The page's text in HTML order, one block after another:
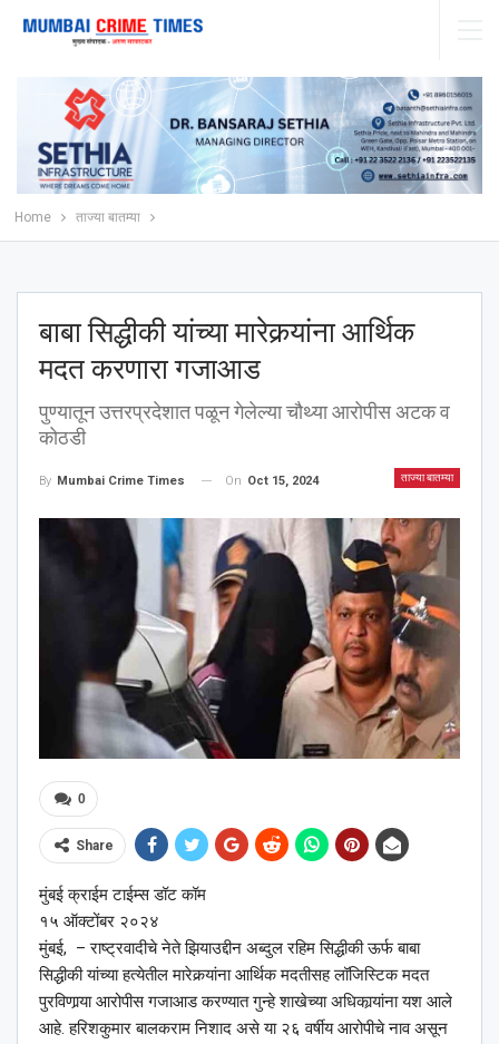
Home ताज्या बातम्या
बाबा सिद्धीकी यांच्या मारेकर्‍यांना आर्थिक
मदत करणारा गजाआड
पुण्यातून उत्तरप्रदेशात पळून गेलेल्या चौथ्या आरोपीस अटक व
कोठडी
ताज्या बातम्या
By Mumbai Crime Times On Oct 15, 2024
0
Share
मुंबई क्राईम टाईम्स डॉट कॉम
१५ ऑक्टोंबर २०२४
मुंबई, – राष्ट्रवादीचे नेते झियाउद्दीन अब्दुल रहिम सिद्धीकी ऊर्फ बाबा
सिद्धीकी यांच्या हत्येतील मारेकर्‍यांना आर्थिक मदतीसह लॉजिस्टिक मदत
पुरविणार्‍या आरोपीस गजाआड करण्यात गुन्हे शाखेच्या अधिकार्‍यांना यश आले
आहे. हरिशकुमार बालकराम निशाद असे या २६ वर्षीय आरोपीचे नाव असून